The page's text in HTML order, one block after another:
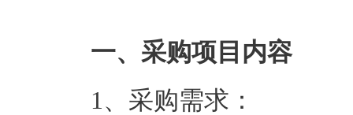
一、采购项目内容
1、采购需求：